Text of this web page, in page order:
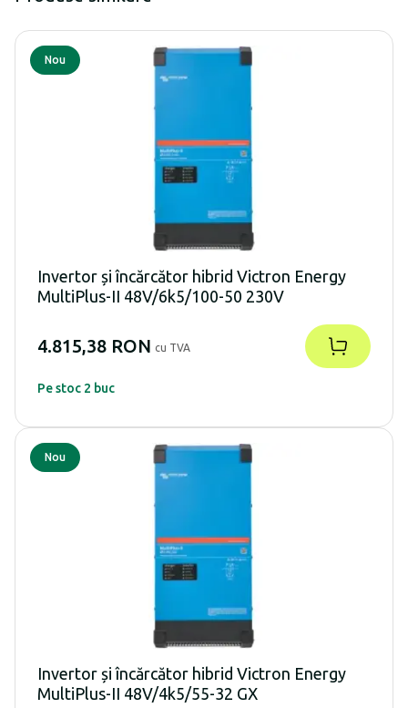
Nou
Invertor și încărcător hibrid Victron Energy
MultiPlus-II 48V/6k5/100-50 230V
4.815,38 RON cu TVA
Pe stoc 2 buc
Nou
Invertor și încărcător hibrid Victron Energy
MultiPlus-II 48V/4k5/55-32 GX